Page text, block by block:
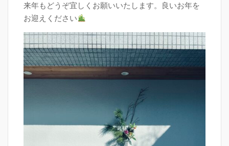
来年もどうぞ宜しくお願いいたします。良いお年を
お迎えください